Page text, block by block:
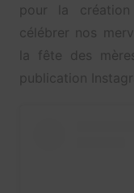
pour la
célébrer nos
la fête des
publication